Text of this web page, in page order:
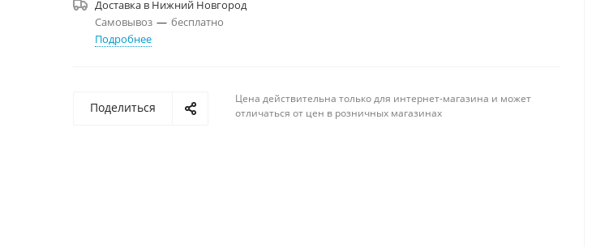
Доставка в Нижний Новгород
Самовывоз — бесплатно
Подробнее
Поделиться
Цена действительна только для интернет-магазина и может
отличаться от цен в розничных магазинах